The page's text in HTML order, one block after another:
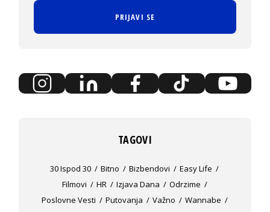
PRIJAVI SE
TAGOVI
30 Ispod 30 Bitno Bizbendovi
Easy Life
Filmovi
HR Izjava Dana
Odrzime
Poslovne Vesti
Putovanja Važno
Wannabe